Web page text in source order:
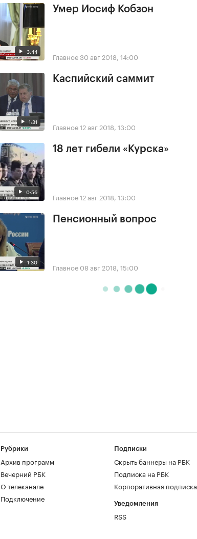
3:44
Умер Иосиф Кобзон
Главное30 авг 2018, 14:00
1:31
Каспийский саммит
Главное12 авг 2018, 13:00
0:56
18 лет гибели «Курска»
Главное12 авг 2018, 13:00
1:30
Пенсионный вопрос
Главное 08 авг 2018, 15:00
Рубрики
Архив программ
Вечерний РБК
О телеканале
Подключение
Подписки
Скрыть баннеры на РБК
Подписка на РБК
Корпоративная подписка
Уведомления
RSS